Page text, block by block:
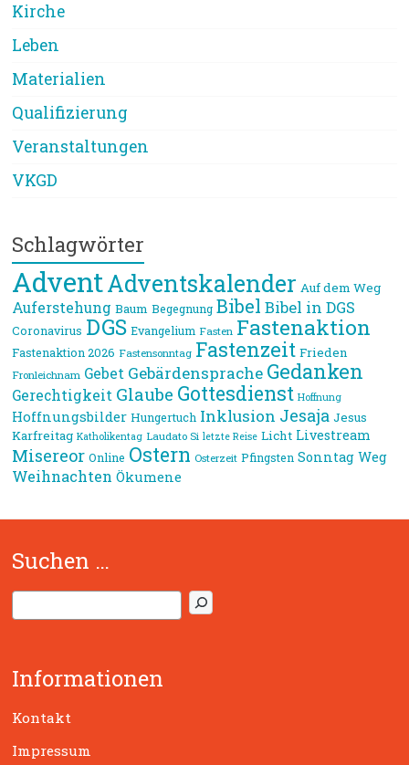
Kirche
Leben
Materialien
Qualifizierung
Veranstaltungen
VKGD
Schlagwörter
AdventAdventskalender Auf dem Weg
Auferstehung Baum Begegnung Bibel Bibel in DGS
Coronavirus DGS Evangelium Fasten Fastenaktion
Fastenaktion 2026 Fastensonntag Fastenzeit Frieden
Fronleichnam Gebet Gebärdensprache Gedanken
Gerechtigkeit Glaube Gottesdienst Hoffnung
Hoffnungsbilder Hungertuch Inklusion Jesaja Jesus
Karfreitag Katholikentag Laudato Si letzte Reise Licht Livestream
Misereor Online Ostern Osterzeit Pfingsten Sonntag Weg
Weihnachten Ökumene
Suchen …
u
e
n
Informationen
Kontakt
Impressum